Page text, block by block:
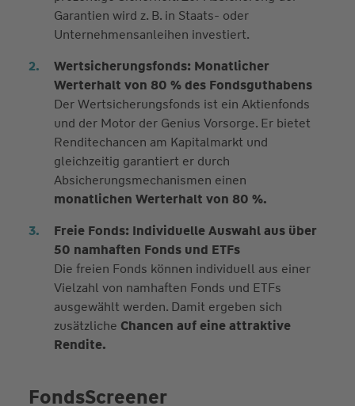
Garantien wird z. B. in Staats- oder
Unternehmensanleihen investiert.
Wertsicherungsfonds: Monatlicher
Werterhalt von 80 % des Fondsguthabens
Der Wertsicherungsfonds ist ein Aktienfonds
und der Motor der Genius Vorsorge. Er bietet
Renditechancen am Kapitalmarkt und
gleichzeitig garantiert er durch
Absicherungsmechanismen einen
monatlichen Werterhalt von 80 %.
Freie Fonds: Individuelle Auswahl aus über
50 namhaften Fonds und ETFs
Die freien Fonds können individuell aus einer
Vielzahl von namhaften Fonds und ETFs
ausgewählt werden. Damit ergeben sich
zusätzliche Chancen auf eine attraktive
Rendite.
FondsScreener